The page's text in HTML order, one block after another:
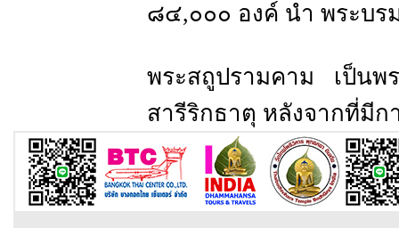
๘๔,๐๐๐ องค์ นำ พระบร
พระสถูปรามคาม เป็นพ
สารีริกธาตุ หลังจากที่มีก